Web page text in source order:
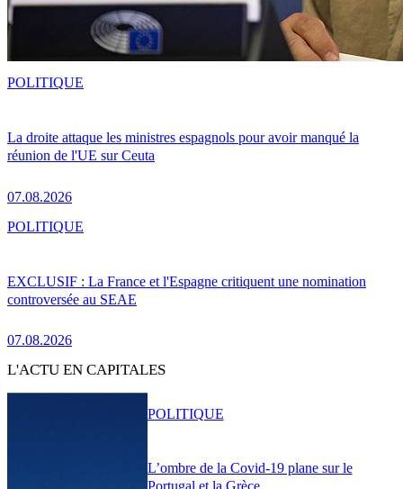
La droite attaque les ministres espagnols pour avoir manqué la
réunion de l'UE sur Ceuta
07.08.2026
POLITIQUE
EXCLUSIF : La France et l'Espagne critiquent une nomination
controversée au SEAE
07.08.2026
POLITIQUE
L'ACTU EN CAPITALES
L’ombre de la Covid-19 plane sur le
POLITIQUE